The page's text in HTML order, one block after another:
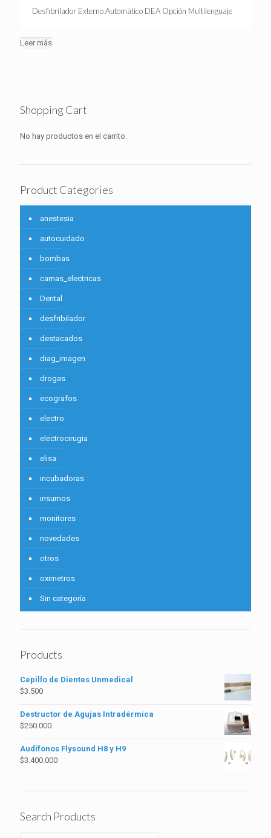
Desfibrilador Externo Automático DEA Opción Multilenguaje
Leer más
Shopping Cart
No hay productos en el carrito.
Product Categories
anestesia
autocuidado
bombas
camas_electricas
Dental
desfribilador
destacados
diag_imagen
drogas
ecografos
electro
electrocirugia
elisa
incubadoras
insumos
monitores
novedades
otros
oximetros
Sin categoría
Products
Cepillo de Dientes Unmedical
$3.500
Destructor de Agujas Intradérmica
$250.000
Audífonos Flysound H8 y H9
$3.400.000
Search Products